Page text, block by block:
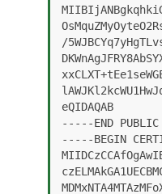
/
eQIDAQAB
-----END
-----BEGIN